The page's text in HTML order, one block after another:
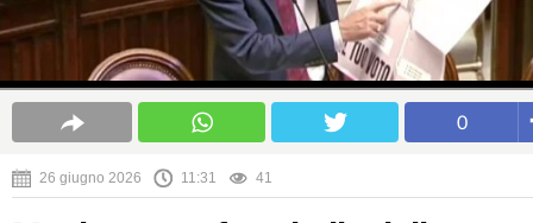
0
26 giugno 2026 11:31 41